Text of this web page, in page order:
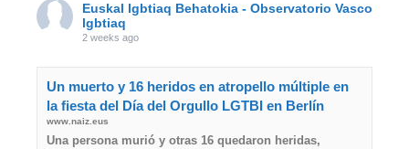
Euskal lgbtiaq Behatokia - Observatorio Vasco
lgbtiaq
2 weeks ago
Un muerto y 16 heridos en atropello múltiple en
la fiesta del Día del Orgullo LGTBI en Berlín
www.naiz.eus
Una persona murió y otras 16 quedaron heridas,